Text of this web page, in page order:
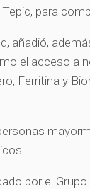
para
añadió,
el acceso a
Ferritina y
por el